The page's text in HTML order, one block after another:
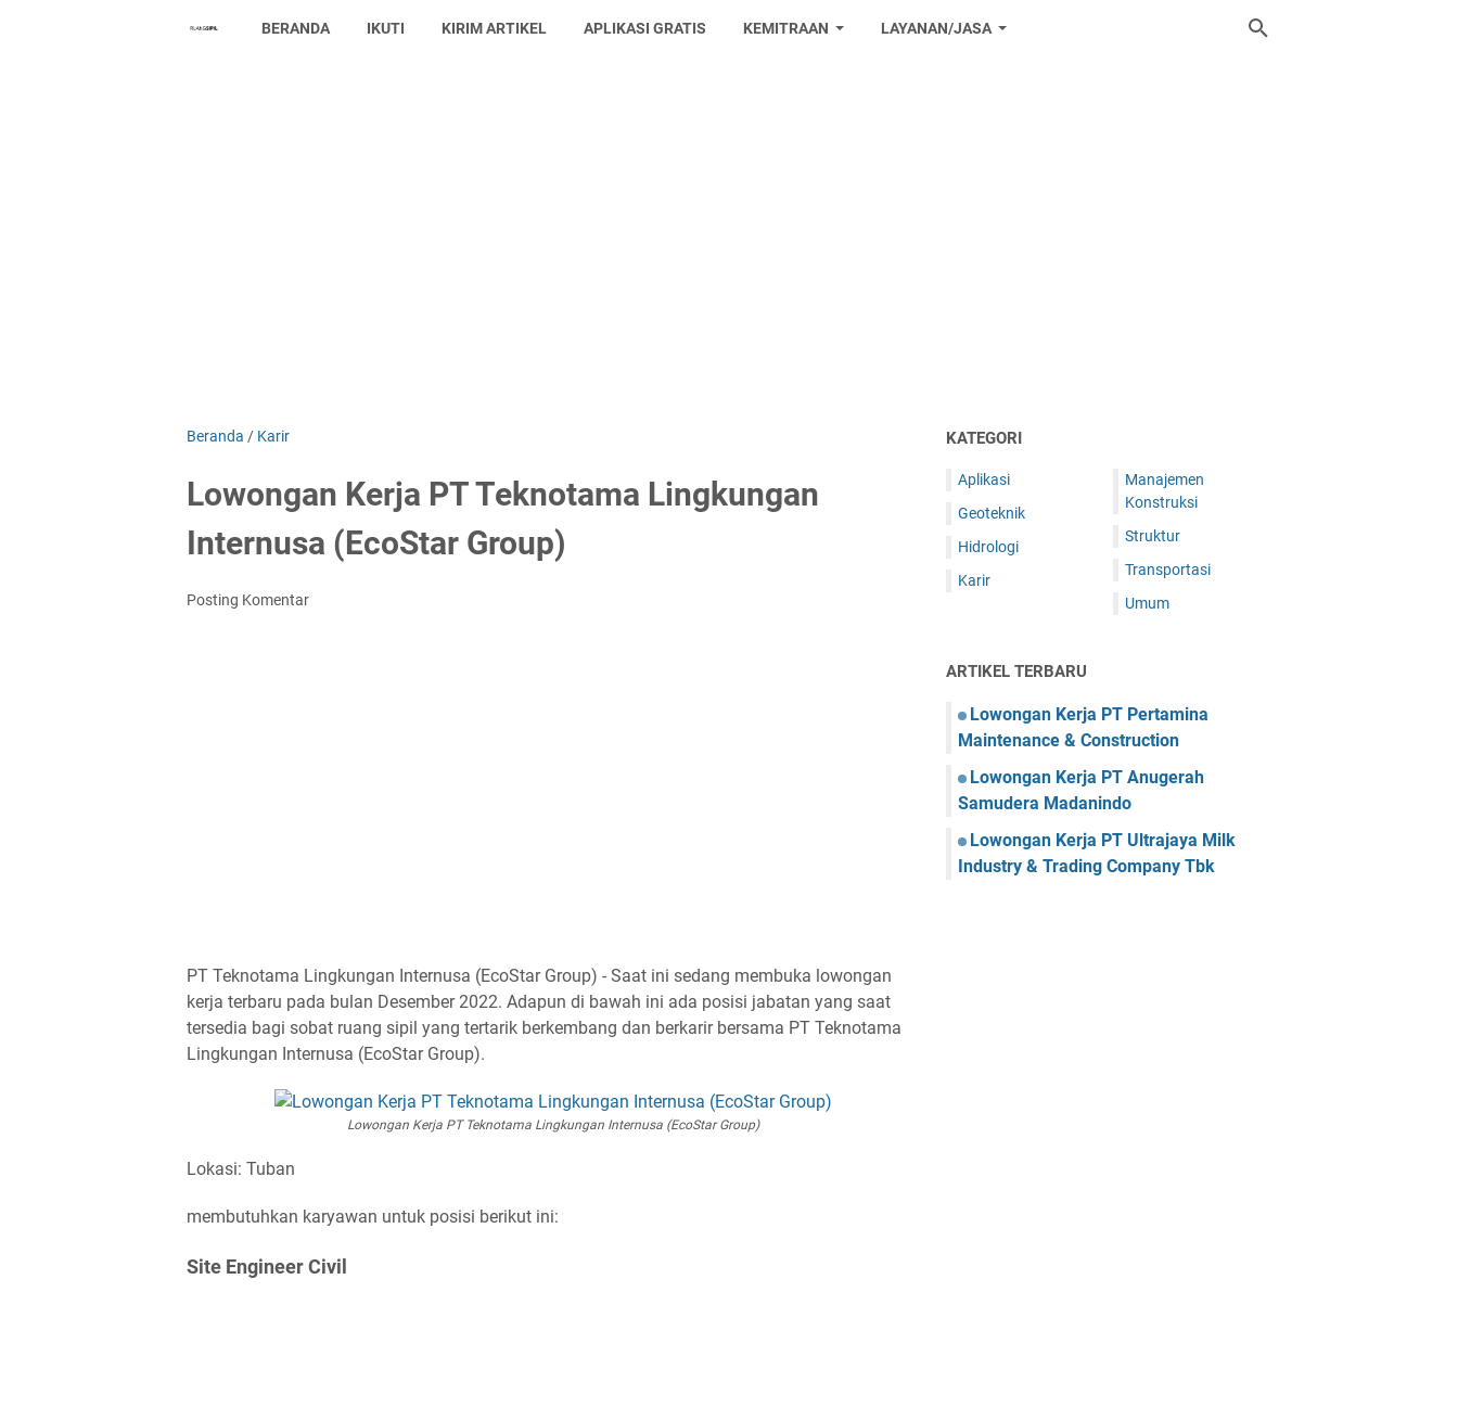
BERANDA IKUTI KIRIM ARTIKEL APLIKASI GRATIS KEMITRAAN LAYANAN/JASA
Beranda / Karir
Lowongan Kerja PT Teknotama Lingkungan
Internusa (EcoStar Group)
Posting Komentar
PT Teknotama Lingkungan Internusa (EcoStar Group) - Saat ini sedang membuka lowongan
kerja terbaru pada bulan Desember 2022. Adapun di bawah ini ada posisi jabatan yang saat
tersedia bagi sobat ruang sipil yang tertarik berkembang dan berkarir bersama PT Teknotama
Lingkungan Internusa (EcoStar Group).
Lowongan Kerja PT Teknotama Lingkungan Internusa (EcoStar Group)
Lokasi: Tuban
membutuhkan karyawan untuk posisi berikut ini:
Site Engineer Civil
KATEGORI
Aplikasi
Geoteknik
Hidrologi
Karir
Manajemen
Konstruksi
Struktur
Transportasi
Umum
ARTIKEL TERBARU
Lowongan Kerja PT Pertamina
Maintenance & Construction
Lowongan Kerja PT Anugerah
Samudera Madanindo
Lowongan Kerja PT Ultrajaya Milk
Industry & Trading Company Tbk